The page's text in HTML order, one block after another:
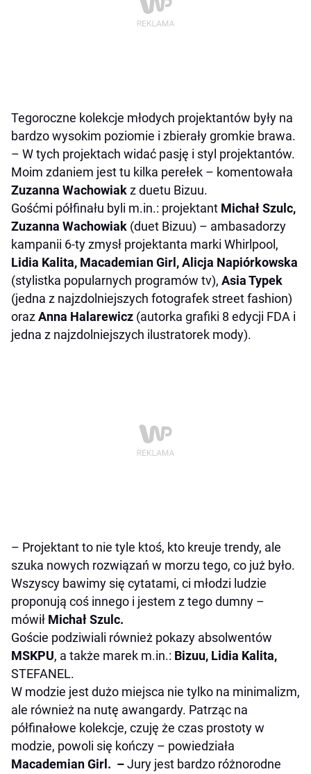
Tegoroczne kolekcje młodych projektantów były na
bardzo wysokim poziomie i zbierały gromkie brawa.
– W tych projektach widać pasję i styl projektantów.
Moim zdaniem jest tu kilka perełek – komentowała
Zuzanna Wachowiakz duetu Bizuu.
Gośćmi półfinału byli m.in.: projektant Michał Szulc,
Zuzanna Wachowiak (duet Bizuu) – ambasadorzy
kampanii 6-ty zmysł projektanta marki Whirlpool,
Lidia Kalita, Macademian Girl, Alicja Napiórkowska
(stylistka popularnych programów tv), Asia Typek
(jedna z najzdolniejszych fotografek street fashion)
orazAnna Halarewicz (autorka grafiki 8 edycji FDA i
jedna z najzdolniejszych ilustratorek mody).
– Projektant to nie tyle ktoś, kto kreuje trendy, ale
szuka nowych rozwiązań w morzu tego, co już było.
Wszyscy bawimy się cytatami, ci młodzi ludzie
proponują coś innego i jestem z tego dumny –
mówił Michał Szulc.
Goście podziwiali również pokazy absolwentów
MSKPU, a także marek m.in.: Bizuu, Lidia Kalita,
STEFANEL.
W modzie jest dużo miejsca nie tylko na minimalizm,
ale również na nutę awangardy. Patrząc na
półfinałowe kolekcje, czuję że czas prostoty w
modzie, powoli się kończy – powiedziała
Macademian Girl. –Jury jest bardzo różnorodne